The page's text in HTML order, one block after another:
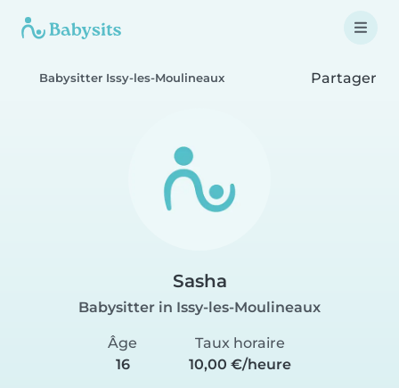
Babysitter Issy-les-Moulineaux Partager
Sasha
Babysitter in Issy-les-Moulineaux
Âge
16
Taux horaire
10,00 €/heure